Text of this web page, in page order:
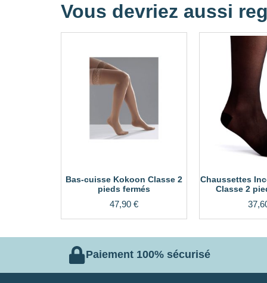
Vous devriez aussi
Bas-cuisse Kokoon Classe 2
pieds fermés
47,90 €
Chaussettes
Classe 2
Paiement 100% sécurisé